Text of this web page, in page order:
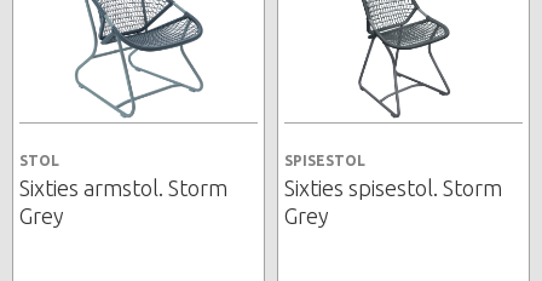
STOL
Sixties armstol. Storm
Grey
SPISESTOL
Sixties spisestol. Storm
Grey